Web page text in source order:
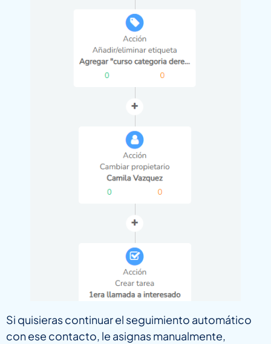
Si quisieras continuar el seguimiento automático
con ese contacto, le asignas manualmente,